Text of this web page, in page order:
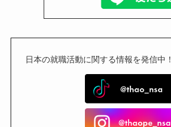
日本の就職活動に関する情報を発信中！